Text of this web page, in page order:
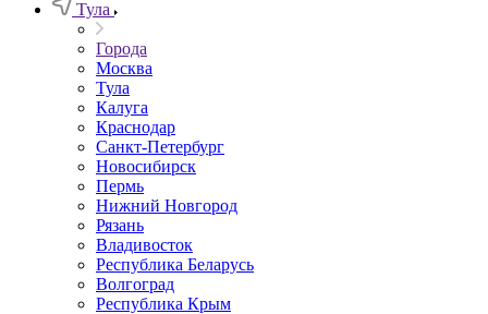
Тула
Города
Москва
Тула
Калуга
Краснодар
Санкт-Петербург
Новосибирск
Пермь
Нижний Новгород
Рязань
Владивосток
Республика Беларусь
Волгоград
Республика Крым